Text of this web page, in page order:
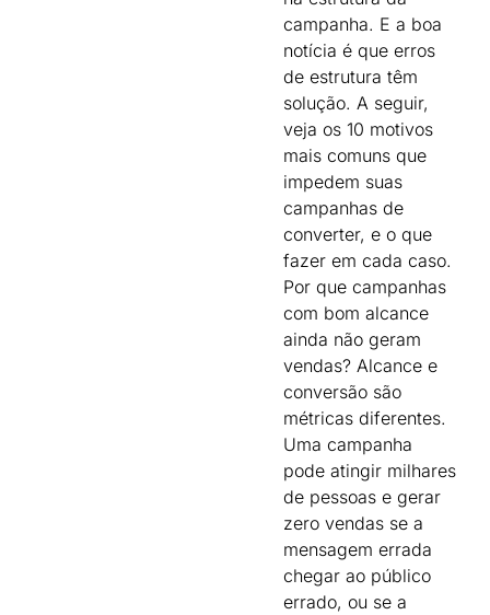
campanha. E a boa
notícia é que erros
de estrutura têm
solução. A seguir,
veja os 10 motivos
mais comuns que
impedem suas
campanhas de
converter, e o que
fazer em cada caso.
Por que campanhas
com bom alcance
ainda não geram
vendas? Alcance e
conversão são
métricas diferentes.
Uma campanha
pode atingir milhares
de pessoas e gerar
zero vendas se a
mensagem errada
chegar ao público
errado, ou se a